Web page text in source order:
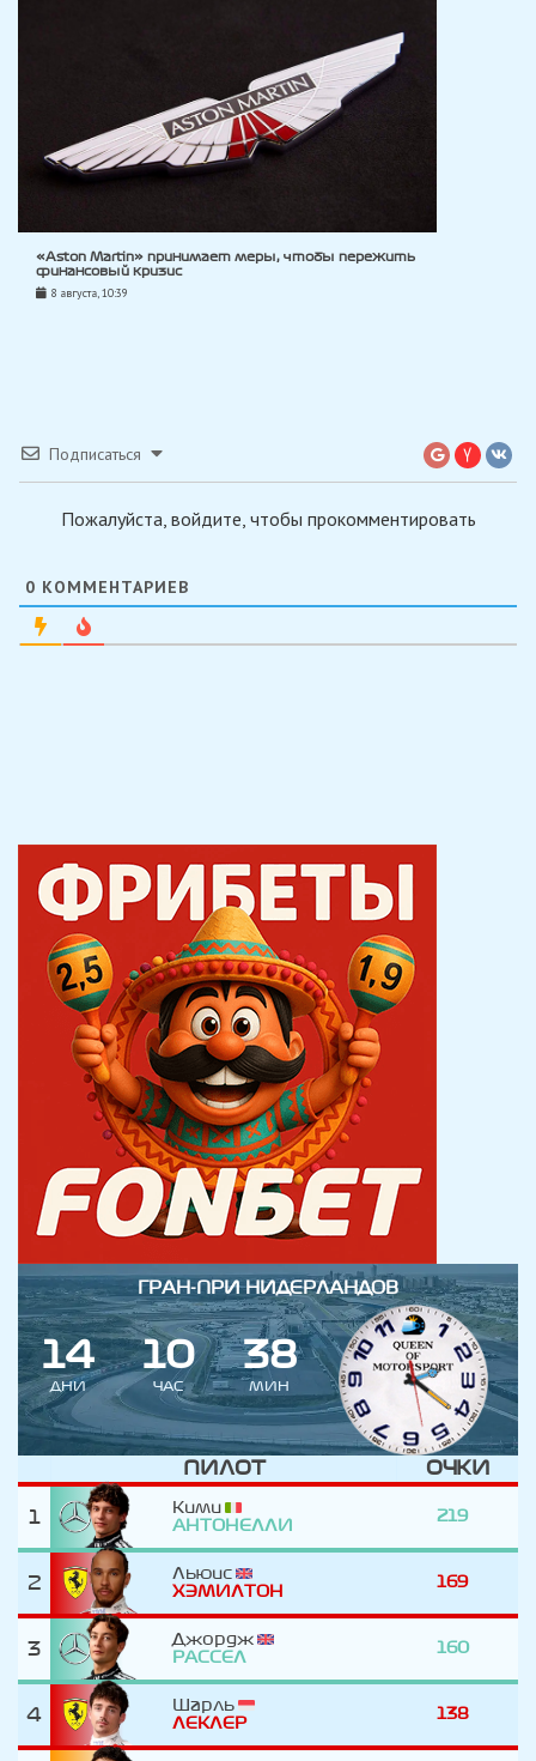
«Aston Martin» принимает меры, чтобы пережить
финансовый кризис
8 августа, 10:39
Подписаться
Пожалуйста, войдите, чтобы прокомментировать
0 КОММЕНТАРИЕВ
ГРАН-ПРИ НИДЕРЛАНДОВ
14
ДНИ
10
ЧАС
38
МИН
ПИЛОТ ОЧКИ
1
Кими
АНТОНЕЛЛИ
219
2
Льюис
ХЭМИЛТОН
169
3
Джордж
РАССЕЛ
160
4
Шарль
ЛЕКЛЕР
138